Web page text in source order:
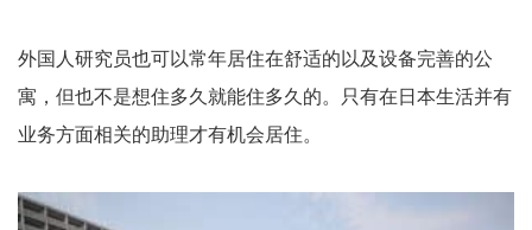
外国人研究员也可以常年居住在舒适的以及设备完善的公
寓，但也不是想住多久就能住多久的。只有在日本生活并有
业务方面相关的助理才有机会居住。